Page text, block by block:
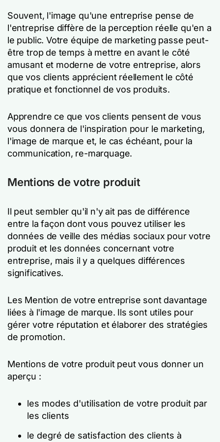
Souvent, l'image qu'une entreprise pense de
l'entreprise diffère de la perception réelle qu'en a
le public. Votre équipe de marketing passe peut-
être trop de temps à mettre en avant le côté
amusant et moderne de votre entreprise, alors
que vos clients apprécient réellement le côté
pratique et fonctionnel de vos produits.
Apprendre ce que vos clients pensent de vous
vous donnera de l'inspiration pour le marketing,
l'image de marque et, le cas échéant, pour la
communication, re-marquage.
Mentions de votre produit
Il peut sembler qu'il n'y ait pas de différence
entre la façon dont vous pouvez utiliser les
données de veille des médias sociaux pour votre
produit et les données concernant votre
entreprise, mais il y a quelques différences
significatives.
Les Mention de votre entreprise sont davantage
liées à l'image de marque. Ils sont utiles pour
gérer votre réputation et élaborer des stratégies
de promotion.
Mentions de votre produit peut vous donner un
aperçu :
les modes d'utilisation de votre produit par
les clients
le degré de satisfaction des clients à